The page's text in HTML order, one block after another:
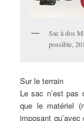
Sac à dos
possible,
Sur le terrain
Le sac n’est pas
que le matériel
imposant